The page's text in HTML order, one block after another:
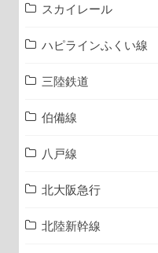
スカイレール
ハピラインふくい線
三陸鉄道
伯備線
八戸線
北大阪急行
北陸新幹線